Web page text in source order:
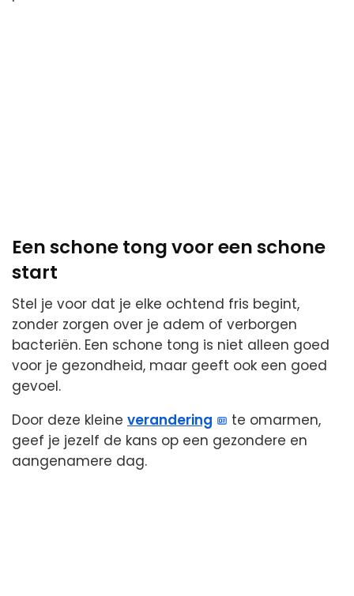
Een schone tong voor een schone
start
Stel je voor dat je elke ochtend fris begint,
zonder zorgen over je adem of verborgen
bacteriën. Een schone tong is niet alleen goed
voor je gezondheid, maar geeft ook een goed
gevoel.
Door deze kleine verandering
te omarmen,
geef je jezelf de kans op een gezondere en
aangenamere dag.